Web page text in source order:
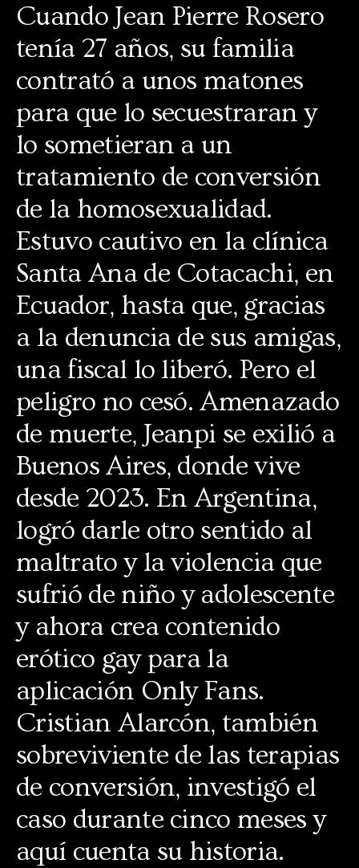
Cuando Jean Pierre Rosero
tenía 27 años, su familia
contrató a unos matones
para que lo secuestraran y
lo sometieran a un
tratamiento de conversión
de la homosexualidad.
Estuvo cautivo en la clínica
Santa Ana de Cotacachi, en
Ecuador, hasta que, gracias
a la denuncia de sus amigas,
una fiscal lo liberó. Pero el
peligro no cesó. Amenazado
de muerte, Jeanpi se exilió a
Buenos Aires, donde vive
desde 2023. En Argentina,
logró darle otro sentido al
maltrato y la violencia que
sufrió de niño y adolescente
y ahora crea contenido
erótico gay para la
aplicación Only Fans.
Cristian Alarcón, también
sobreviviente de las terapias
de conversión, investigó el
caso durante cinco meses y
aquí cuenta su historia.